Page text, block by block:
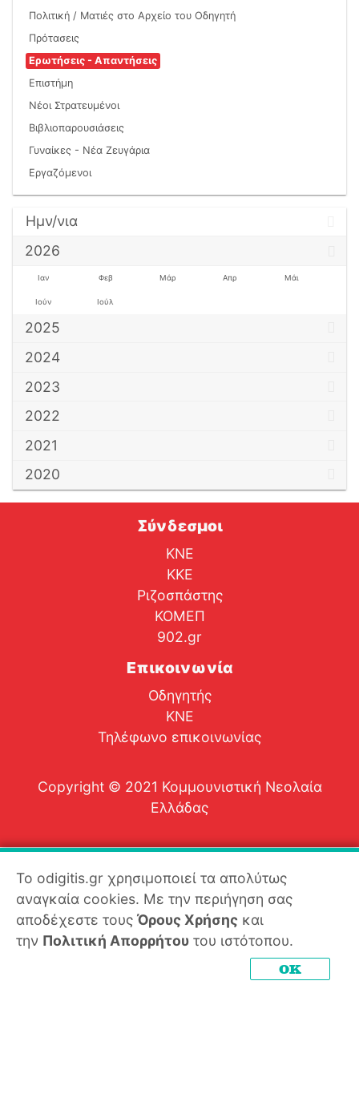
Πολιτική / Ματιές στο Αρχείο του Οδηγητή
Πρότασεις
Ερωτήσεις - Απαντήσεις
Επιστήμη
Νέοι Στρατευμένοι
Βιβλιοπαρουσιάσεις
Γυναίκες - Νέα Ζευγάρια
Εργαζόμενοι
Ημν/νια
2026
Ιαν Φεβ Μάρ Απρ Μάι
Ιούν Ιούλ
2025
2024
2023
2022
2021
2020
Σύνδεσμοι
ΚΝΕ
ΚΚΕ
Ριζοσπάστης
ΚΟΜΕΠ
902.gr
Επικοινωνία
Οδηγητής
ΚΝΕ
Τηλέφωνο επικοινωνίας
Copyright © 2021 Κομμουνιστική Νεολαία
Ελλάδας
Το odigitis.gr χρησιμοποιεί τα απολύτως
αναγκαία cookies. Με την περιήγηση σας
αποδέχεστε τους Όρους Χρήσης και
την Πολιτική Απορρήτου του ιστότοπου.
OK